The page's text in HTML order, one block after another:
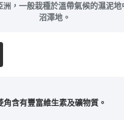
洲，一般栽種於溫帶氣候的濕泥地
沼澤地。
角含有豐富維生素及礦物質。